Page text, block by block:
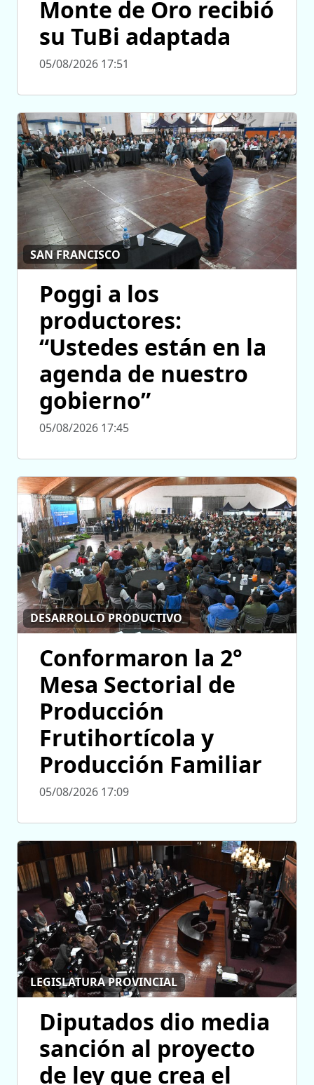
Monte de Oro recibió
su TuBi adaptada
05/08/2026 17:51
SAN FRANCISCO
Poggi a los
productores:
“Ustedes están en la
agenda de nuestro
gobierno”
05/08/2026 17:45
DESARROLLO PRODUCTIVO
Conformaron la 2°
Mesa Sectorial de
Producción
Frutihortícola y
Producción Familiar
05/08/2026 17:09
LEGISLATURA PROVINCIAL
Diputados dio media
sanción al proyecto
de ley que crea el